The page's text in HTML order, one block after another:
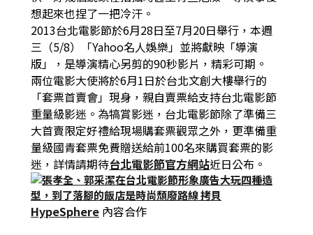
想起來也捏了一把冷汗。
2013台北電影節於6月28日至7月20日舉行，本週
三（5/8）「Yahoo名人娛樂」並將獻映「導演
版」，是導演精心另剪的90秒影片，精彩可期。
兩位電影大使將於6月1日於台北文創大樓舉行的
「套票首賣會」現身，親自賣票給支持台北電影節
重量級影迷。為犒賞影迷，台北電影節除了準備三
大首賣限定好禮給現場購套票觀眾之外，更準備重
量級國青套票免費贈送給前100名來購買套票的影
迷，詳情請期待台北電影節官方網站近日公布。
HypeSphere 內容合作